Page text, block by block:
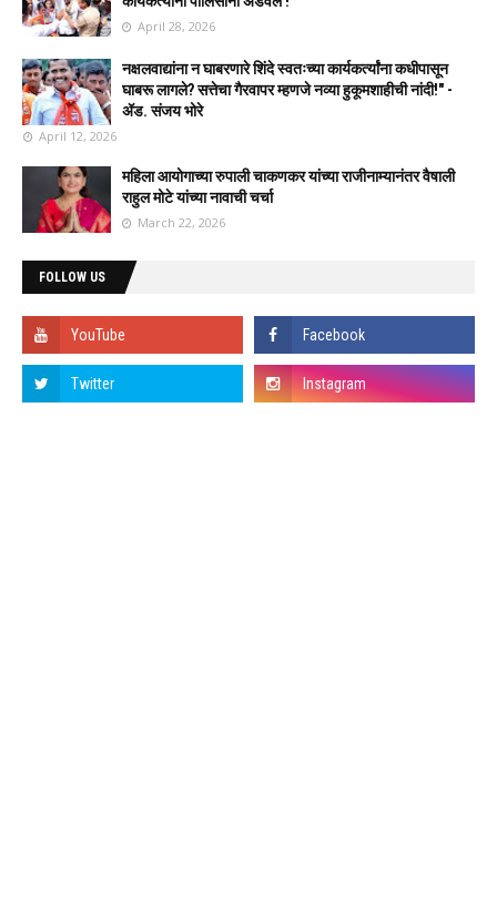
April 28, 2026
नक्षलवाद्यांना न घाबरणारे शिंदे स्वतःच्या कार्यकर्त्यांना कधीपासून
घाबरू लागले? सत्तेचा गैरवापर म्हणजे नव्या हुकूमशाहीची नांदी!" -
ॲड. संजय भोरे
April 12, 2026
महिला आयोगाच्या रुपाली चाकणकर यांच्या राजीनाम्यानंतर वैषाली
राहुल मोटे यांच्या नावाची चर्चा
March 22, 2026
FOLLOW US